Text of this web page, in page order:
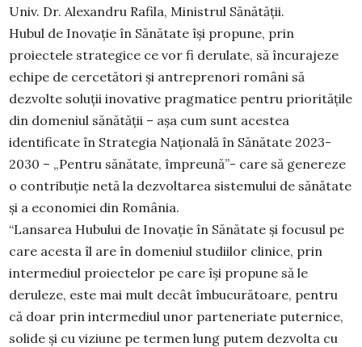
Univ. Dr. Alexandru Rafila, Ministrul Sănătății.
Hubul de Inovație în Sănătate își propune, prin
proiectele strategice ce vor fi derulate, să încurajeze
echipe de cercetători și antreprenori români să
dezvolte soluții inovative pragmatice pentru prioritățile
din domeniul sănătății – așa cum sunt acestea
identificate în Strategia Națională în Sănătate 2023-
2030 – „Pentru sănătate, împreună”- care să genereze
o contribuție netă la dezvoltarea sistemului de sănătate
și a economiei din România.
“Lansarea Hubului de Inovație în Sănătate și focusul pe
care acesta îl are în domeniul studiilor clinice, prin
intermediul proiectelor pe care își propune să le
deruleze, este mai mult decât îmbucurătoare, pentru
că doar prin intermediul unor parteneriate puternice,
solide și cu viziune pe termen lung putem dezvolta cu